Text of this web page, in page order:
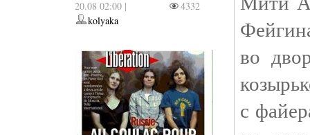
20.08 02:00 |
4332
kolyaka
во
с